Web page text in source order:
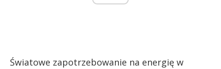
Światowe zapotrzebowanie na energię w